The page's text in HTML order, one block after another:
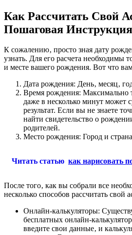
Как Рассчитать Свой
Пошаговая Инструкция
К сожалению‚ просто зная дату
узнать. Для его расчета необходимы
и месте вашего рождения. Вот что
Дата рождения: День‚ месяц‚
Время рождения: Максимально
даже в несколько минут может
результат. Если вы не знаете
найти свидетельство о
родителей.
Место рождения: Город и
Читать статью как нарисовать
После того‚ как вы собрали все
несколько способов рассчитать свой
Онлайн-калькуляторы:
бесплатных онлайн-
введите свои данные‚ и